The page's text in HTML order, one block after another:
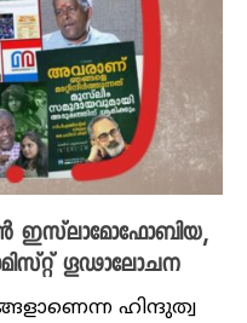
ഇസ്‌ലാമോഫോബിയ,
ഗൂഢാലോചന
ഹിന്ദുത്വ